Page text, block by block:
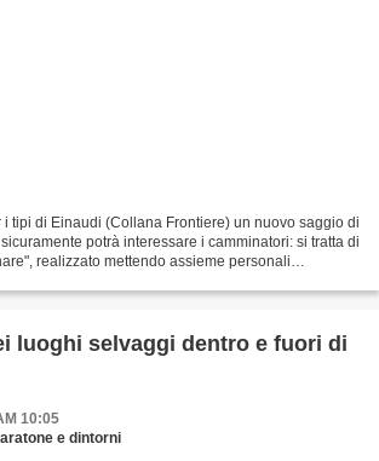
i tipi di Einaudi (Collana Frontiere) un nuovo saggio di
potrà interessare i camminatori: si tratta di
realizzato mettendo assieme personali
luoghi selvaggi dentro e fuori di
10:05
e dintorni